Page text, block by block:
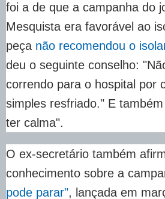
foi a de que a campanha do
Mesquista era favorável ao
peça não recomendou o
deu o seguinte conselho:
correndo para o hospital por
simples resfriado." E
ter calma".
O ex-secretário também
conhecimento sobre a
pode parar", lançada em